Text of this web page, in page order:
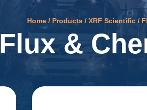
Home / Products / XRF Scientific /
Flux &